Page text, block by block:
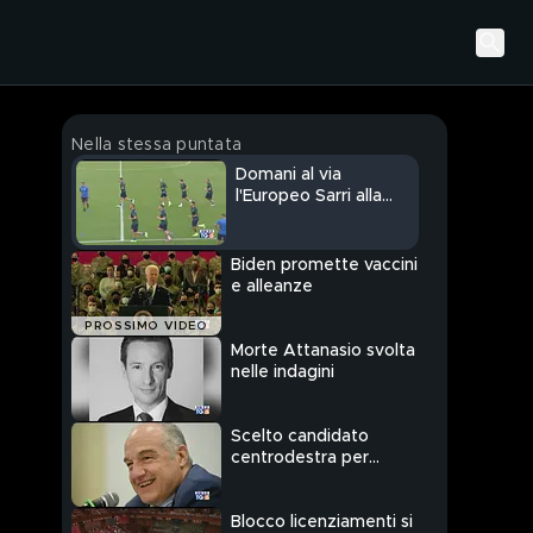
Nella stessa puntata
Domani al via
l'Europeo Sarri alla
PROSSIMO VIDEO
Biden promette vaccini
e alleanze
Morte Attanasio svolta
nelle indagini
Scelto candidato
centrodestra per
Blocco licenziamenti si